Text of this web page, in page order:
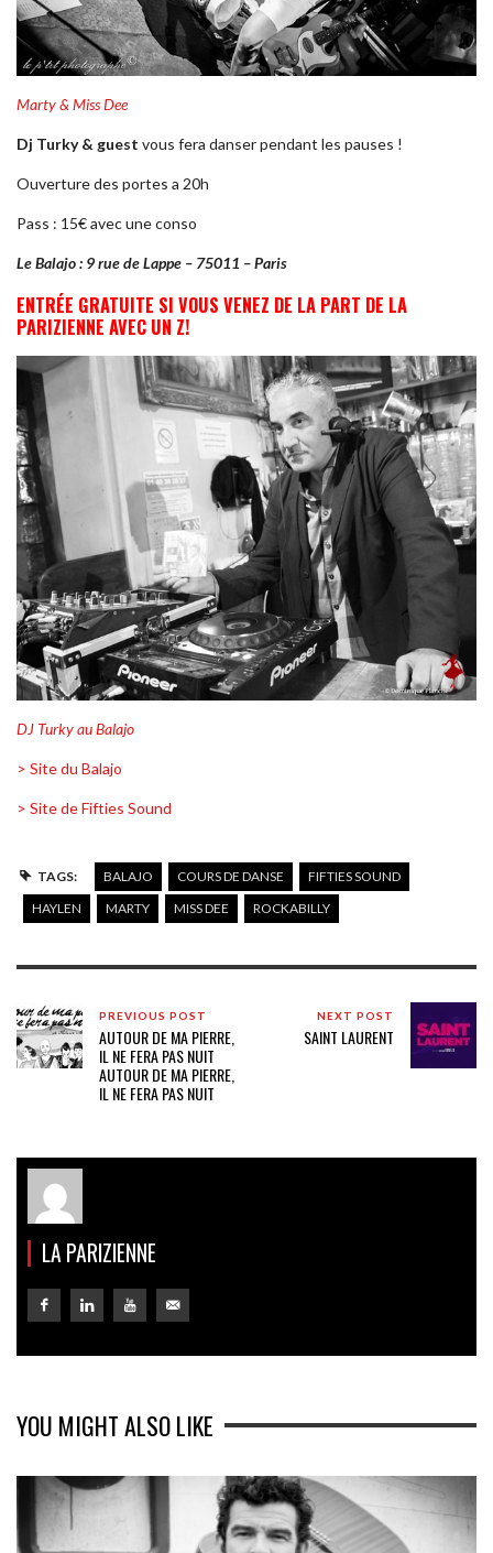
Marty & Miss Dee
Dj Turky & guest vous fera danser pendant les pauses !
Ouverture des portes a 20h
Pass : 15€ avec une conso
Le Balajo : 9 rue de Lappe – 75011 – Paris
ENTRÉE GRATUITE SI VOUS VENEZ DE LA PART DE LA
PARIZIENNE AVEC UN Z!
DJ Turky au Balajo
> Site du Balajo
> Site de Fifties Sound
TAGS: BALAJO COURS DE DANSE
FIFTIES SOUND
HAYLEN
MARTY MISS DEE ROCKABILLY
PREVIOUS POST
AUTOUR DE MA PIERRE,
IL NE FERA PAS NUIT
AUTOUR DE MA PIERRE,
IL NE FERA PAS NUIT
NEXT POST
SAINT LAURENT
LA PARIZIENNE
YOU MIGHT ALSO LIKE